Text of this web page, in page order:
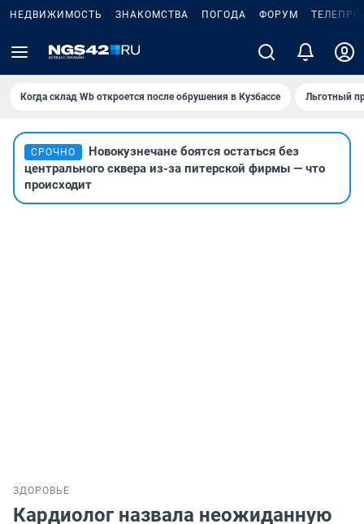
НЕДВИЖИМОСТЬ ЗНАКОМСТВА ПОГОДА ФОРУМ
Когда склад Wb откроется после обрушения в Кузбассе Льготный
СРОЧНО
Новокузнечане боятся остаться без
центрального сквера из-за питерской фирмы — что
происходит
ЗДОРОВЬЕ
Кардиолог назвала неожиданную